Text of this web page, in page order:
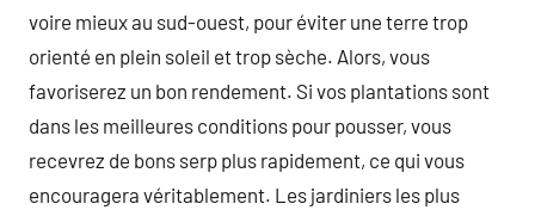
voire mieux au sud-ouest, pour éviter une terre trop
orienté en plein soleil et trop sèche. Alors, vous
favoriserez un bon rendement. Si vos plantations sont
dans les meilleures conditions pour pousser, vous
recevrez de bons serp plus rapidement, ce qui vous
encouragera véritablement. Les jardiniers les plus